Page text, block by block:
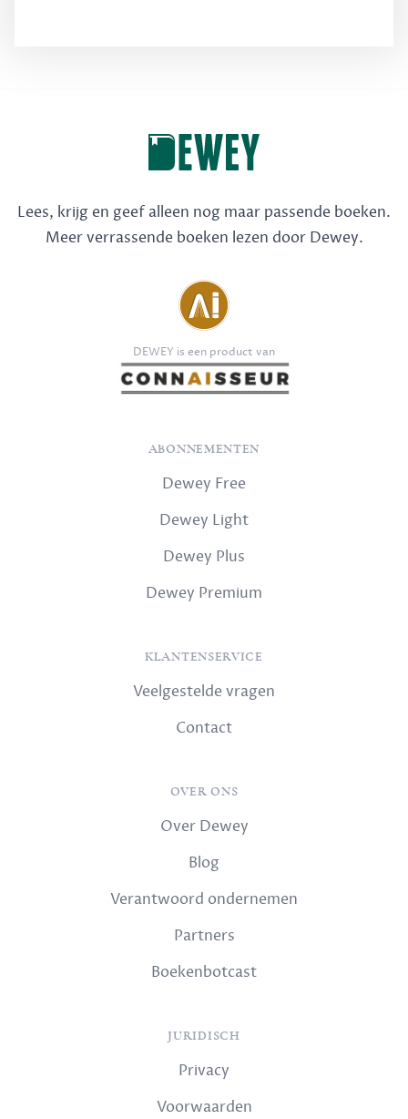
Lees, krijg en geef alleen nog maar passende boeken.
Meer verrassende boeken lezen door Dewey.
DEWEY is een product van
ABONNEMENTEN
Dewey Free
Dewey Light
Dewey Plus
Dewey Premium
KLANTENSERVICE
Veelgestelde vragen
Contact
OVER ONS
Over Dewey
Blog
Verantwoord ondernemen
Partners
Boekenbotcast
JURIDISCH
Privacy
Voorwaarden